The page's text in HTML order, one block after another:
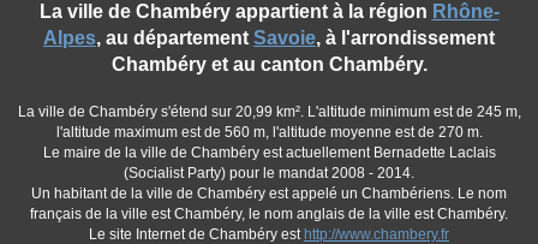
La ville de Chambéry appartient à la région Rhône-
Alpes, au département Savoie, à l'arrondissement
Chambéry et au canton Chambéry.
La ville de Chambéry s'étend sur 20,99 km². L'altitude minimum est de 245 m,
l'altitude maximum est de 560 m, l'altitude moyenne est de 270 m.
Le maire de la ville de Chambéry est actuellement Bernadette Laclais
(Socialist Party) pour le mandat 2008 - 2014.
Un habitant de la ville de Chambéry est appelé un Chambériens. Le nom
français de la ville est Chambéry, le nom anglais de la ville est Chambéry.
Le site Internet de Chambéry est http://www.chambery.fr